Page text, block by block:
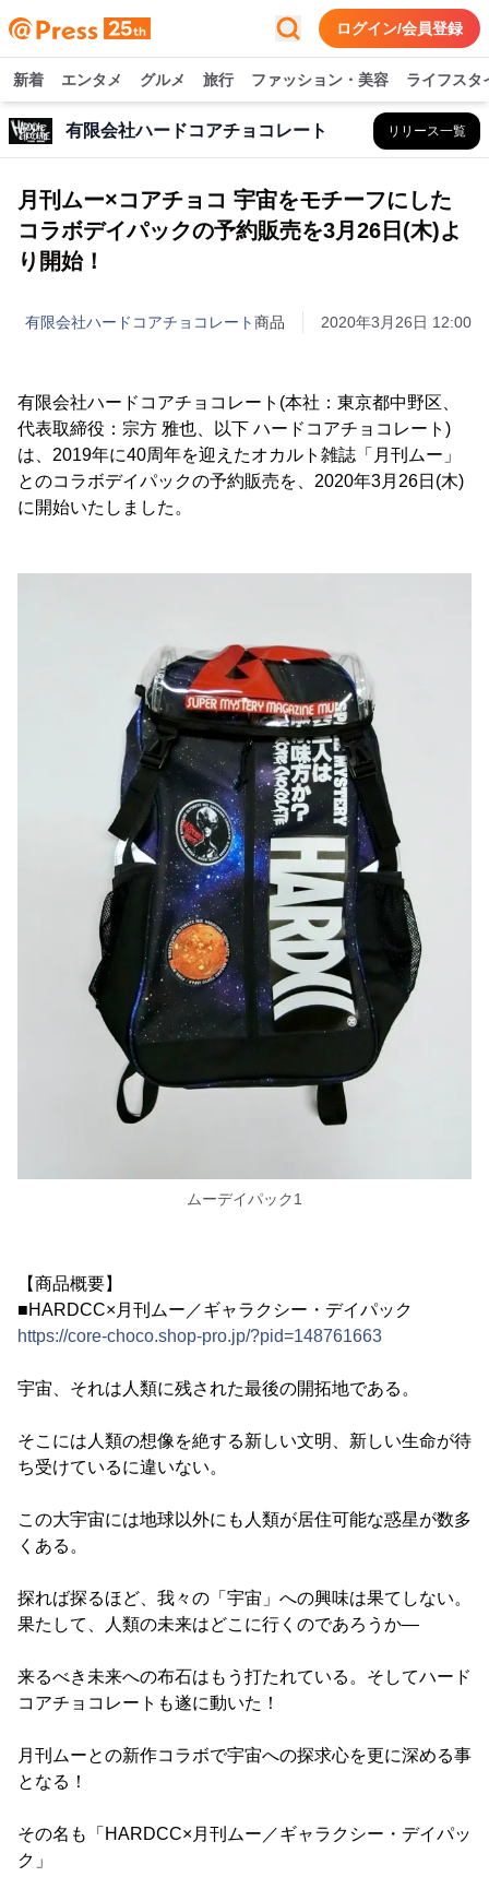
ログイン/会員登録
新着 エンタメ グルメ 旅行 ファッション・美容 ライフスタ
有限会社ハードコアチョコレート リリース一覧
月刊ムー×コアチョコ 宇宙をモチーフにした
コラボデイパックの予約販売を3月26日(木)よ
り開始！
有限会社ハードコアチョコレート商品 2020年3月26日 12:00
有限会社ハードコアチョコレート(本社：東京都中野区、
代表取締役：宗方 雅也、以下 ハードコアチョコレート)
は、2019年に40周年を迎えたオカルト雑誌「月刊ムー」
とのコラボデイパックの予約販売を、2020年3月26日(木)
に開始いたしました。
ムーデイパック1
【商品概要】
■HARDCC×月刊ムー／ギャラクシー・デイパック
https://core-choco.shop-pro.jp/?pid=148761663
宇宙、それは人類に残された最後の開拓地である。
そこには人類の想像を絶する新しい文明、新しい生命が待
ち受けているに違いない。
この大宇宙には地球以外にも人類が居住可能な惑星が数多
くある。
探れば探るほど、我々の「宇宙」への興味は果てしない。
果たして、人類の未来はどこに行くのであろうか―
来るべき未来への布石はもう打たれている。そしてハード
コアチョコレートも遂に動いた！
月刊ムーとの新作コラボで宇宙への探求心を更に深める事
となる！
その名も「HARDCC×月刊ムー／ギャラクシー・デイパッ
ク」